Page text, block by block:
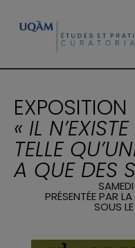
EXPOSITION
« IL
TELLE
A QUE DES
PRÉSENTÉE PAR
SOUS